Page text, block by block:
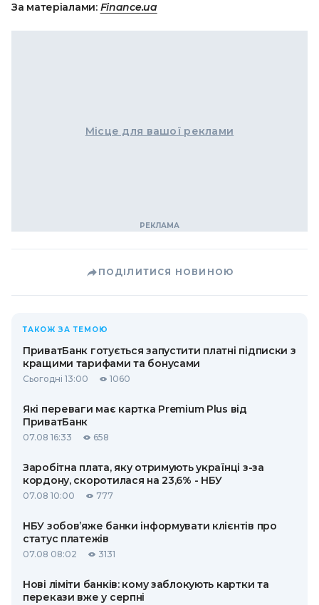
За матеріалами: Finance.ua
Місце для вашої реклами
ПОДІЛИТИСЯ НОВИНОЮ
ТАКОЖ ЗА ТЕМОЮ
ПриватБанк готується запустити платні підписки з
кращими тарифами та бонусами
Сьогодні 13:00 1060
Які переваги має картка Premium Plus від
ПриватБанк
07.08 16:33 658
Заробітна плата, яку отримують українці з-за
кордону, скоротилася на 23,6% - НБУ
07.08 10:00 777
НБУ зобов’яже банки інформувати клієнтів про
статус платежів
07.08 08:02 3131
Нові ліміти банків: кому заблокують картки та
перекази вже у серпні